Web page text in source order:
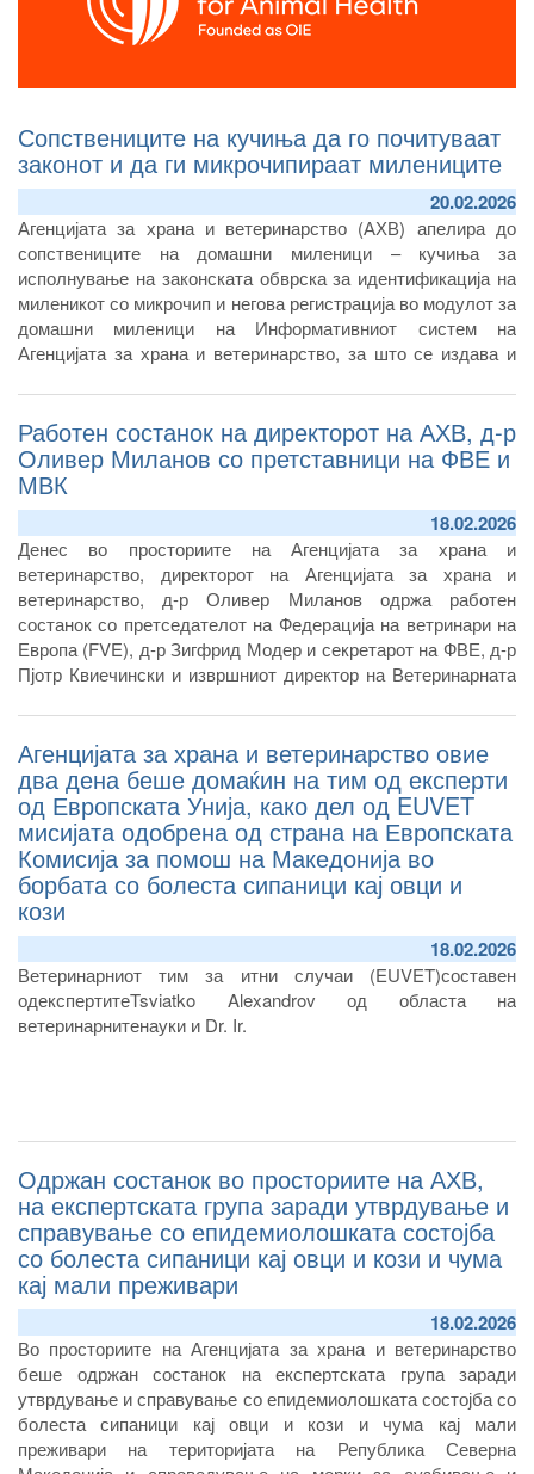
Сопствениците на кучиња да го почитуваат
законот и да ги микрочипираат милениците
20.02.2026
Агенцијата за храна и ветеринарство (АХВ) апелира до
сопствениците на домашни миленици – кучиња за
исполнување на законската обврска за идентификација на
миленикот со микрочип и негова регистрација во модулот за
домашни миленици на Информативниот систем на
Агенцијата за храна и ветеринарство, за што се издава и
еднократна, односно, миленикот чипот го носи до крајот на
животот.
Работен состанок на директорот на АХВ, д-р
Оливер Миланов со претставници на ФВЕ и
МВК
18.02.2026
Денес во просториите на Агенцијата за храна и
ветеринарство, директорот на Агенцијата за храна и
ветеринарство, д-р Оливер Миланов одржа работен
состанок со претседателот на Федерација на ветринари на
Европа (FVE), д-р Зигфрид Модер и секретарот на ФВЕ, д-р
Пјотр Квиечински и извршниот директор на Ветеринарната
Николовски и претседателот на Ветеринарната комора на
Република Македонија, д-р Жарко Михајлоски.<
Агенцијата за храна и ветеринарство овие
два дена беше домаќин на тим од експерти
од Европската Унија, како дел од EUVET
мисијата одобрена од страна на Европската
Комисија за помош на Македонија во
борбата со болеста сипаници кај овци и
кози
18.02.2026
Ветеринарниот тим за итни случаи (EUVET)составен
одекспертитеTsviatko Alexandrov од областа на
ветеринарнитенауки и Dr. Ir.
Одржан состанок во просториите на АХВ,
на експертската група заради утврдување и
справување со епидемиолошката состојба
со болеста сипаници кај овци и кози и чума
кај мали преживари
18.02.2026
Во просториите на Агенцијата за храна и ветеринарство
беше одржан состанок на експертската група заради
утврдување и справување со епидемиолошката состојба со
болеста сипаници кај овци и кози и чума кај мали
преживари на територијата на Република Северна